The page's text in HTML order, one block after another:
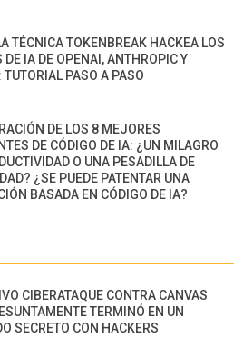
TÉCNICA TOKENBREAK HACKEA LOS
DE IA DE OPENAI, ANTHROPIC Y
TUTORIAL PASO A PASO
DE LOS 8 MEJORES
DE CÓDIGO DE IA: ¿UN MILAGRO
O UNA PESADILLA DE
¿SE PUEDE PATENTAR UNA
BASADA EN CÓDIGO DE IA?
CIBERATAQUE CONTRA CANVAS
TERMINÓ EN UN
SECRETO CON HACKERS